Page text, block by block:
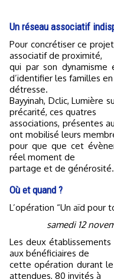
Un réseau associatif
Pour concrétiser ce projet, l’Alambra a fait appel à un réseau
associatif de proximité,
qui par son
d’identifier les familles en
détresse.
Bayyinah, Dclic, Lumière
précarité, ces quatres
associations, présentes
ont mobilisé leurs
pour que que cet
réel moment de
partage et de générosité.
Où et quand ?
L’opération “Un aïd
samedi 12
Les deux
aux bénéficiaires de
cette opération durant
attendues, 80 invités à